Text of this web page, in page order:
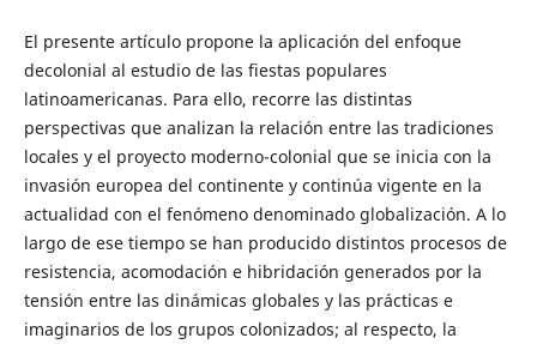
El presente artículo propone la aplicación del enfoque
decolonial al estudio de las fiestas populares
latinoamericanas. Para ello, recorre las distintas
perspectivas que analizan la relación entre las tradiciones
locales y el proyecto moderno-colonial que se inicia con la
invasión europea del continente y continúa vigente en la
actualidad con el fenómeno denominado globalización. A lo
largo de ese tiempo se han producido distintos procesos de
resistencia, acomodación e hibridación generados por la
tensión entre las dinámicas globales y las prácticas e
imaginarios de los grupos colonizados; al respecto, la